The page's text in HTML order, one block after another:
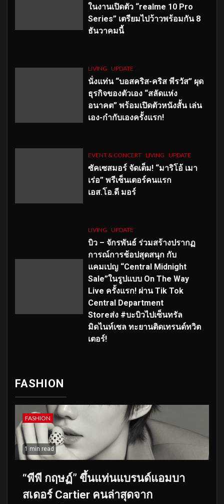
ในงานเปิดตัว “realme 10 Pro
Series” เตรียมไปว้าวพร้อมกัน 8
ธันวาคมนี้
LIVING UPDATE
นั่งแท่น “บอสคริส-คริส พีรวัส” ผุด
ธุรกิจของตัวเอง “สลัดแห่ง
อนาคต” พร้อมเปิดตัวหนังสั้น เล่น
เอง-กำกับเองครั้งแรก!
EVENT & CONCERT LIVING UPDATE
ซัคเซสมอร์ จัดเต็ม! “มาริโอ้ เมา
เร่อ” พรีเซ็นเตอร์คนแรก
เอส.โอ.ดี มอร์
LIVING UPDATE
บิว – จักรพันธ์ ร่วมสร้างปรากฏ
การณ์การช้อปสุดสนุก กับ
แคมเปญ “Central Midnight
Sale”ในรูปแบบ On The Way
Live ครั้งแรก! ผ่าน Tik Tok
Central Department
Storeส่ง #บะบิวไปเซ็นทรัล
มิดไนท์เซล ทะยานติดเทรนด์ทวิต
เตอร์!
FASHION
FASHION
1 min read
“พีพี กฤษฏ์” ขึ้นแท่นแบรนด์แอมบา
สเดอร์ Cartier คนล่าสุดจาก